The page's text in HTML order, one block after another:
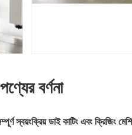
পণ্যের বর্ণনা
স্বয়ংক্রিয় ডাই কাটিং এবং ক্রিজিং